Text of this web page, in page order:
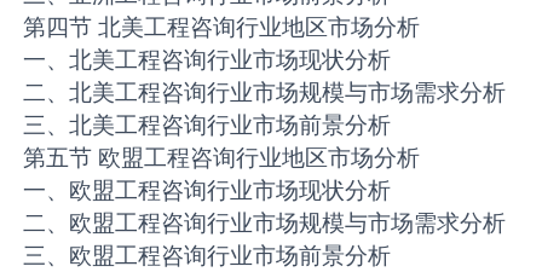
第四节 北美工程咨询行业地区市场分析
一、北美工程咨询行业市场现状分析
二、北美工程咨询行业市场规模与市场需求分析
三、北美工程咨询行业市场前景分析
第五节 欧盟工程咨询行业地区市场分析
一、欧盟工程咨询行业市场现状分析
二、欧盟工程咨询行业市场规模与市场需求分析
三、欧盟工程咨询行业市场前景分析